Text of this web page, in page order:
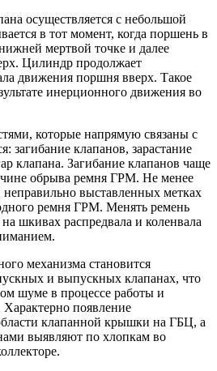
осуществляется с небольшой
в тот момент, когда поршень в
мертвой точке и далее
Цилиндр продолжает
движения поршня вверх. Такое
инерционного движения во
которые напрямую связаны с
загибание клапанов, зарастание
клапана. Загибание клапанов чаще
обрыва ремня ГРМ. Не менее
неправильно выставленных метках
ремня ГРМ. Менять ремень
шкивах распредвала и коленвала
механизма становится
и выпускных клапанах, что
шуме в процессе работы и
появление
клапанной крышки на ГБЦ, а
выявляют по хлопкам во